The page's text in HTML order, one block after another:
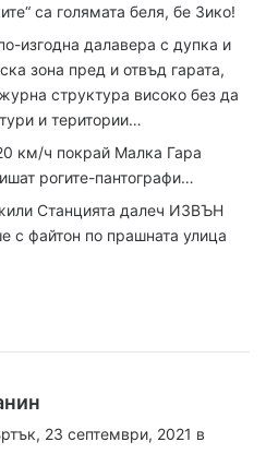
са голямата беля, бе Зико!
изгодна далавера с дупка и
зона пред и отвъд гарата,
структура високо без да
и територии…
км/ч покрай Малка Гара
рогите-пантографи…
Станцията далеч ИЗВЪН
с файтон по прашната улица
а
23 септември, 2021 в